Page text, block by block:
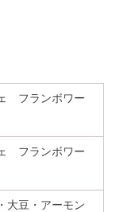
フランボワー
フランボワー
大豆・アーモン